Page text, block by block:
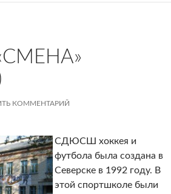
КОММЕНТАРИЙ
СДЮСШ хоккея и
футбола была создана в
Северске в 1992 году. В
этой спортшколе были